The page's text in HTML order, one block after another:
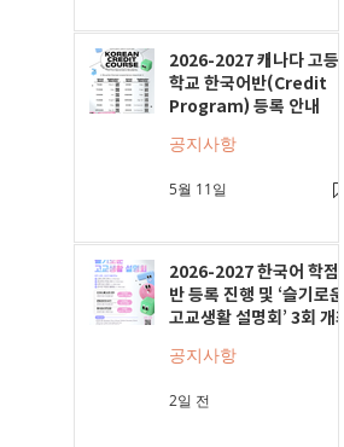
2026-2027 캐나다 고등
학교 한국어반(Credit
Program) 등록 안내
공지사항
5월 11일
2026-2027 한국어 학점
반 등록 진행 및 ‘슬기로운
고교생활 설명회’ 3회 개최
공지사항
2일 전